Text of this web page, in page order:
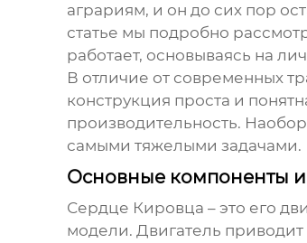
аграриям, и он до сих пор
статье мы подробно
работает, основываясь на
В отличие от современных
конструкция проста и
производительность.
самыми тяжелыми задачами.
Основные компоненты
Сердце Кировца – это его
модели. Двигатель